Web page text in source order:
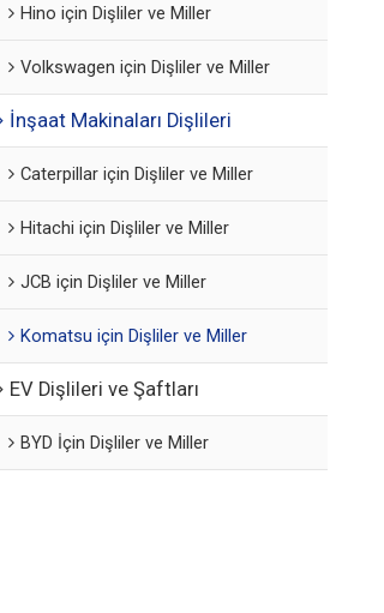
Hino için Dişliler ve Miller
Volkswagen için Dişliler ve Miller
İnşaat Makinaları Dişlileri
Caterpillar için Dişliler ve Miller
Hitachi için Dişliler ve Miller
JCB için Dişliler ve Miller
Komatsu için Dişliler ve Miller
EV Dişlileri ve Şaftları
BYD İçin Dişliler ve Miller